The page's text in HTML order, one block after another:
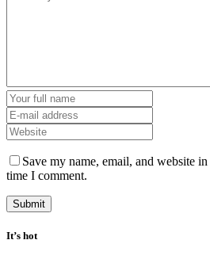
Save my name, email, and website
time I comment.
It’s hot